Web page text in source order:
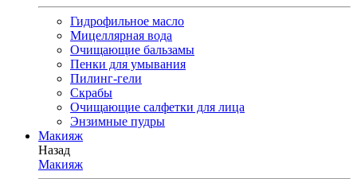
Гидрофильное масло
Мицеллярная вода
Очищающие бальзамы
Пенки для умывания
Пилинг-гели
Скрабы
Очищающие салфетки для лица
Энзимные пудры
Макияж
Назад
Макияж